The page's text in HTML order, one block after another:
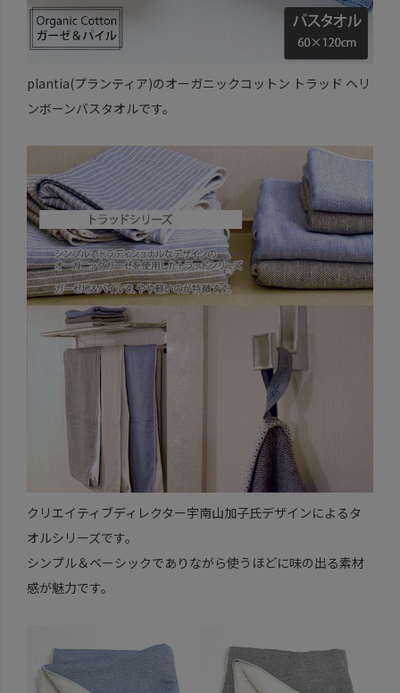
plantia(プランティア)のオーガニックコットン トラッド ヘリ
ンボーンバスタオルです。
クリエイティブディレクター宇南山加子氏デザインによるタ
オルシリーズです。
シンプル＆ベーシックでありながら使うほどに味の出る素材
感が魅力です。